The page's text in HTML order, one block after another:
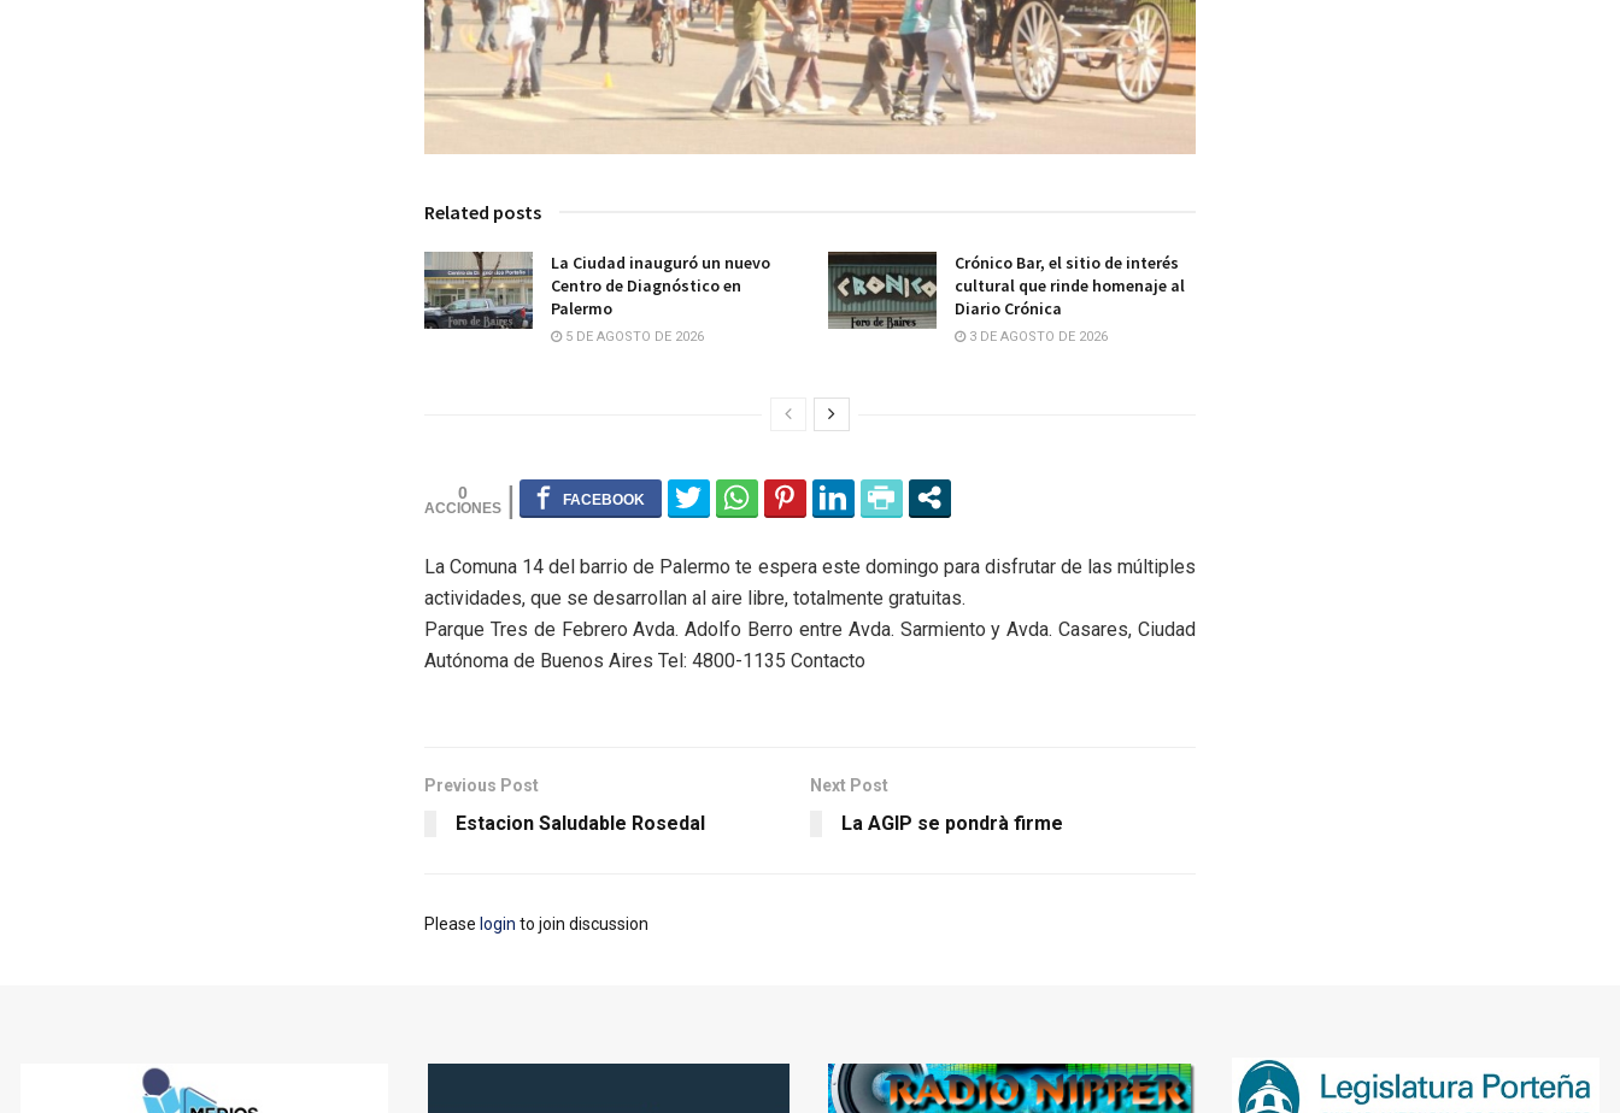
Related posts
La Ciudad inauguró un nuevo
Centro de Diagnóstico en
Palermo
5 DE AGOSTO DE 2026
Crónico Bar, el sitio de interés
cultural que rinde homenaje al
Diario Crónica
3 DE AGOSTO DE 2026
0
La Comuna 14 del barrio de Palermo te espera este domingo para disfrutar de las múltiples
actividades, que se desarrollan al aire libre, totalmente gratuitas.
Parque Tres de Febrero Avda. Adolfo Berro entre Avda. Sarmiento y Avda. Casares, Ciudad
Autónoma de Buenos Aires Tel: 4800-1135 Contacto
Previous Post
Estacion Saludable Rosedal
Next Post
La AGIP se pondrà firme
Please login to join discussion